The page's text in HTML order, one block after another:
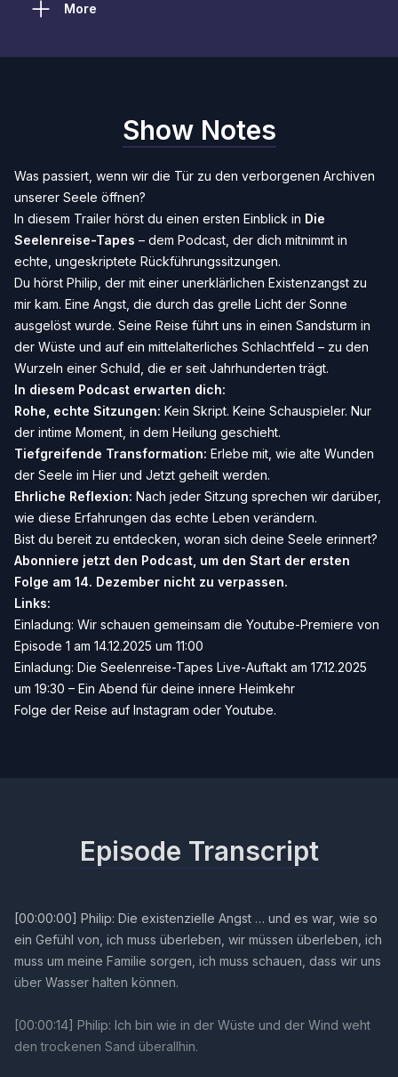
More
Show Notes
Was passiert, wenn wir die Tür zu den verborgenen Archiven
unserer Seele öffnen?
In diesem Trailer hörst du einen ersten Einblick in Die
Seelenreise-Tapes – dem Podcast, der dich mitnimmt in
echte, ungeskriptete Rückführungssitzungen.
Du hörst Philip, der mit einer unerklärlichen Existenzangst zu
mir kam. Eine Angst, die durch das grelle Licht der Sonne
ausgelöst wurde. Seine Reise führt uns in einen Sandsturm in
der Wüste und auf ein mittelalterliches Schlachtfeld – zu den
Wurzeln einer Schuld, die er seit Jahrhunderten trägt.
In diesem Podcast erwarten dich:
Rohe, echte Sitzungen: Kein Skript. Keine Schauspieler. Nur
der intime Moment, in dem Heilung geschieht.
Tiefgreifende Transformation: Erlebe mit, wie alte Wunden
der Seele im Hier und Jetzt geheilt werden.
Ehrliche Reflexion: Nach jeder Sitzung sprechen wir darüber,
wie diese Erfahrungen das echte Leben verändern.
Bist du bereit zu entdecken, woran sich deine Seele erinnert?
Abonniere jetzt den Podcast, um den Start der ersten
Folge am 14. Dezember nicht zu verpassen.
Links:
Einladung: Wir schauen gemeinsam die Youtube-Premiere von
Episode 1 am 14.12.2025 um 11:00
Einladung: Die Seelenreise-Tapes Live-Auftakt am 17.12.2025
um 19:30 – Ein Abend für deine innere Heimkehr
Folge der Reise auf Instagram oder Youtube.
Episode Transcript
[00:00:00] Philip: Die existenzielle Angst … und es war, wie so
ein Gefühl von, ich muss überleben, wir müssen überleben, ich
muss um meine Familie sorgen, ich muss schauen, dass wir uns
über Wasser halten können.
[00:00:14] Philip: Ich bin wie in der Wüste und der Wind weht
den trockenen Sand überallhin.